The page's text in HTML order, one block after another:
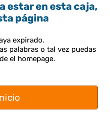
estar en esta caja,
página
expirado.
palabras o tal vez puedas
el homepage.